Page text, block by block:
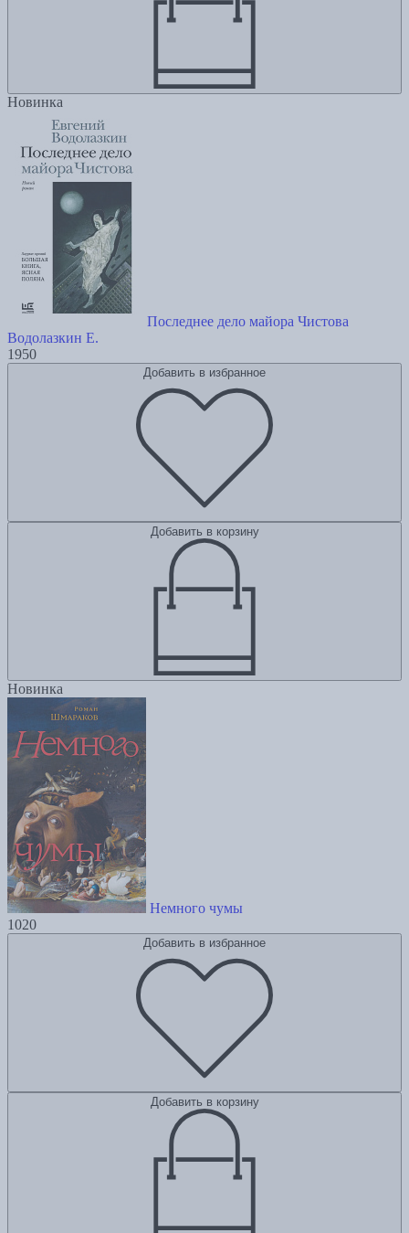
Новинка
Последнее дело майора Чистова
Водолазкин Е.
1950
Добавить в избранное
Добавить в корзину
Новинка
Немного чумы
1020
Добавить в избранное
Добавить в корзину